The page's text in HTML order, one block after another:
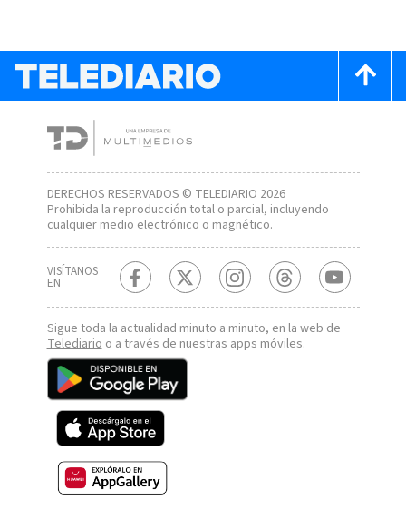
DERECHOS RESERVADOS © TELEDIARIO 2026
Prohibida la reproducción total o parcial, incluyendo
cualquier medio electrónico o magnético.
VISÍTANOS
EN
Sigue toda la actualidad minuto a minuto, en la web de
Telediarioo a través de nuestras apps móviles.